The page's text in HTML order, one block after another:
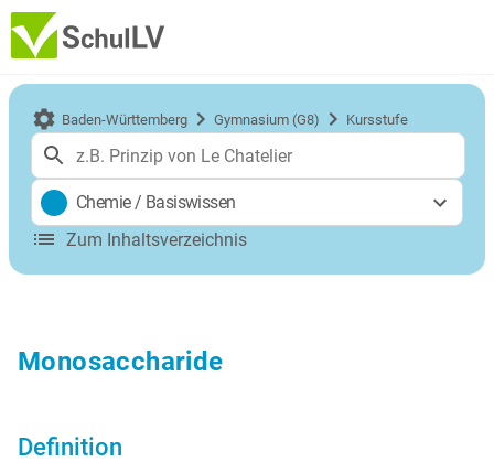
Baden-Württemberg Gymnasium (G8) Kursstufe
Chemie/ Basiswissen
Zum Inhaltsverzeichnis
Monosaccharide
Definition